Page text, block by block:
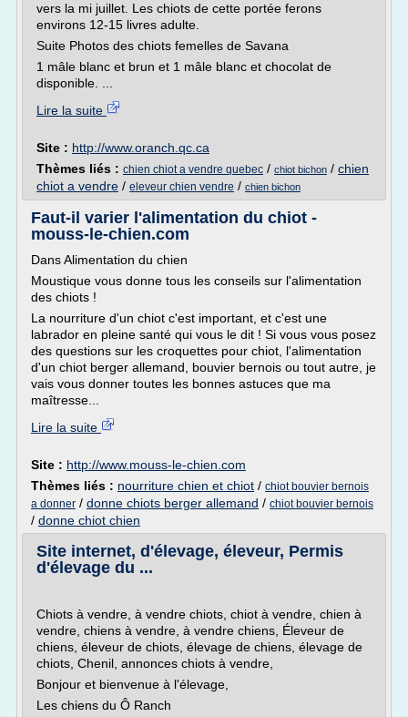
vers la mi juillet. Les chiots de cette portée ferons
environs 12-15 livres adulte.
Suite Photos des chiots femelles de Savana
1 mâle blanc et brun et 1 mâle blanc et chocolat de
disponible. ...
Lire la suite
Site : http://www.oranch.qc.ca
Thèmes liés : chien chiot a vendre quebec / chiot bichon / chien
chiot a vendre / eleveur chien vendre / chien bichon
Faut-il varier l'alimentation du chiot -
mouss-le-chien.com
Dans Alimentation du chien
Moustique vous donne tous les conseils sur l'alimentation
des chiots !
La nourriture d'un chiot c'est important, et c'est une
labrador en pleine santé qui vous le dit ! Si vous vous posez
des questions sur les croquettes pour chiot, l'alimentation
d'un chiot berger allemand, bouvier bernois ou tout autre, je
vais vous donner toutes les bonnes astuces que ma
maîtresse...
Lire la suite
Site : http://www.mouss-le-chien.com
Thèmes liés : nourriture chien et chiot / chiot bouvier bernois
a donner / donne chiots berger allemand / chiot bouvier bernois
/ donne chiot chien
Site internet, d'élevage, éleveur, Permis
d'élevage du ...
Chiots à vendre, à vendre chiots, chiot à vendre, chien à
vendre, chiens à vendre, à vendre chiens, Éleveur de
chiens, éleveur de chiots, élevage de chiens, élevage de
chiots, Chenil, annonces chiots à vendre,
Bonjour et bienvenue à l'élevage,
Les chiens du Ô Ranch